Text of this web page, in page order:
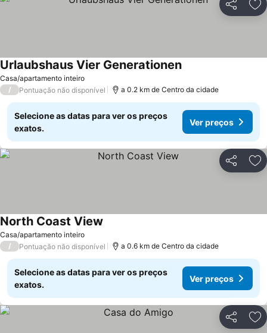
Partilhar
Casa/apartamento inteiro
Urlaubshaus Vier Generationen
/ Pontuação não disponível a 0.2 km de Centro da cidade
Selecione as datas para ver os preços
exatos.
Ver preços
Partilhar
Casa/apartamento inteiro
North Coast View
/ Pontuação não disponível a 0.6 km de Centro da cidade
Selecione as datas para ver os preços
exatos.
Ver preços
Partilhar